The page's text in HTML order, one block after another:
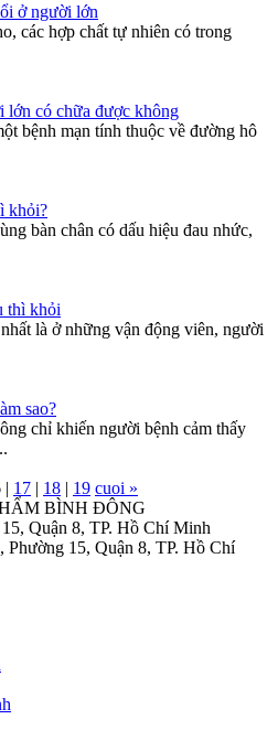
ở người lớn
các hợp chất tự nhiên có trong
lớn có chữa được không
bệnh mạn tính thuộc về đường hô
khỏi?
bàn chân có dấu hiệu đau nhức,
thì khỏi
là ở những vận động viên, người
sao?
chỉ khiến người bệnh cảm thấy
| 17 | 18 | 19 cuoi »
BÌNH ĐÔNG
Quận 8, TP. Hồ Chí Minh
Phường 15, Quận 8, TP. Hồ Chí